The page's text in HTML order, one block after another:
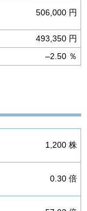
506,000 円
493,350 円
–2.50 ％
1,200 株
0.30 倍